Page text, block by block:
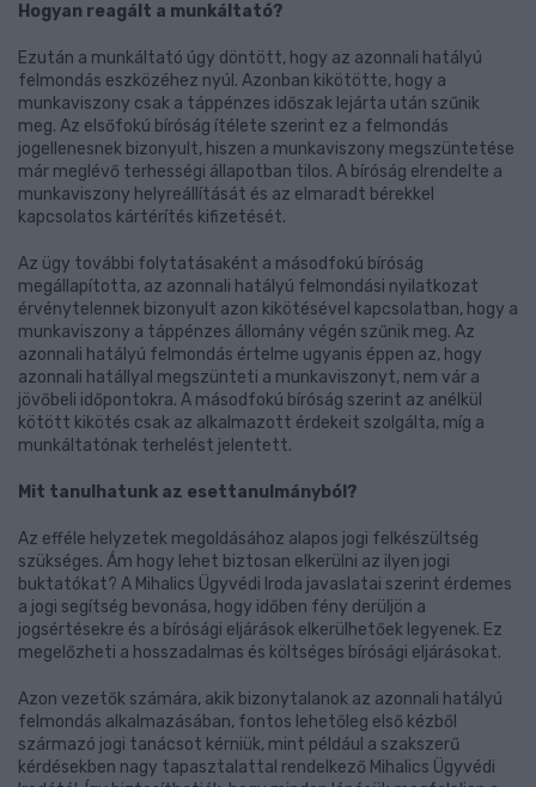
Hogyan reagált a munkáltató?
Ezután a munkáltató úgy döntött, hogy az azonnali hatályú
felmondás eszközéhez nyúl. Azonban kikötötte, hogy a
munkaviszony csak a táppénzes időszak lejárta után szűnik
meg. Az elsőfokú bíróság ítélete szerint ez a felmondás
jogellenesnek bizonyult, hiszen a munkaviszony megszüntetése
már meglévő terhességi állapotban tilos. A bíróság elrendelte a
munkaviszony helyreállítását és az elmaradt bérekkel
kapcsolatos kártérítés kifizetését.
Az ügy további folytatásaként a másodfokú bíróság
megállapította, az azonnali hatályú felmondási nyilatkozat
érvénytelennek bizonyult azon kikötésével kapcsolatban, hogy a
munkaviszony a táppénzes állomány végén szűnik meg. Az
azonnali hatályú felmondás értelme ugyanis éppen az, hogy
azonnali hatállyal megszünteti a munkaviszonyt, nem vár a
jövőbeli időpontokra. A másodfokú bíróság szerint az anélkül
kötött kikötés csak az alkalmazott érdekeit szolgálta, míg a
munkáltatónak terhelést jelentett.
Mit tanulhatunk az esettanulmányból?
Az efféle helyzetek megoldásához alapos jogi felkészültség
szükséges. Ám hogy lehet biztosan elkerülni az ilyen jogi
buktatókat? A Mihalics Ügyvédi Iroda javaslatai szerint érdemes
a jogi segítség bevonása, hogy időben fény derüljön a
jogsértésekre és a bírósági eljárások elkerülhetőek legyenek. Ez
megelőzheti a hosszadalmas és költséges bírósági eljárásokat.
Azon vezetők számára, akik bizonytalanok az azonnali hatályú
felmondás alkalmazásában, fontos lehetőleg első kézből
származó jogi tanácsot kérniük, mint például a szakszerű
kérdésekben nagy tapasztalattal rendelkező Mihalics Ügyvédi